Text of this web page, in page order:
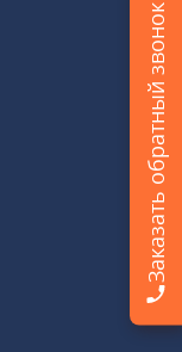
Заказать обратный звонок